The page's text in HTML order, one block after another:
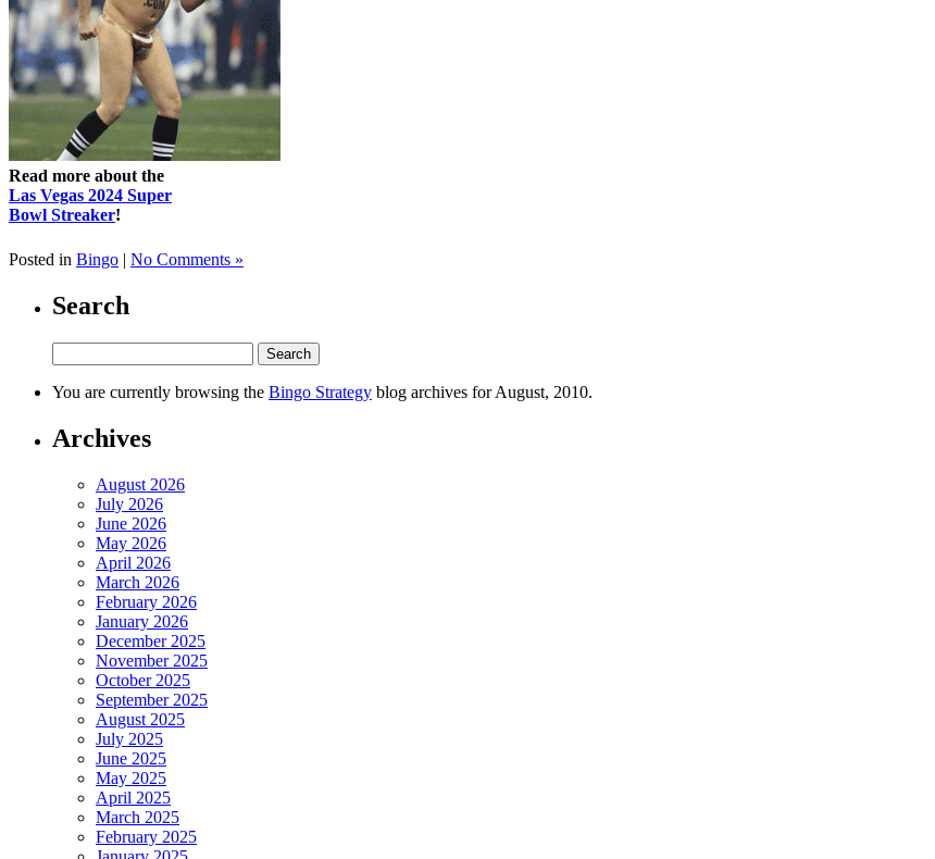
Read more about the
Las Vegas 2024 Super
Bowl Streaker!
Posted in Bingo | No Comments »
Search
You are currently browsing the Bingo Strategy blog archives for August, 2010.
Archives
August 2026
July 2026
June 2026
May 2026
April 2026
March 2026
February 2026
January 2026
December 2025
November 2025
October 2025
September 2025
August 2025
July 2025
June 2025
May 2025
April 2025
March 2025
February 2025